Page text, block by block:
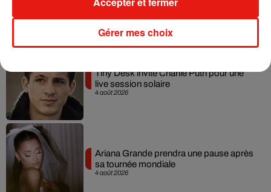
Becky G sur son nouveau single
4 août 2026
Tiny Desk invite Charlie Puth pour une
live session solaire
4 août 2026
Ariana Grande prendra une pause après
sa tournée mondiale
Gérer mes choix